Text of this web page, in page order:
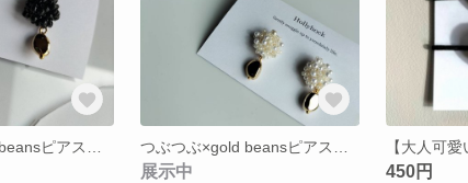
展示中 450円